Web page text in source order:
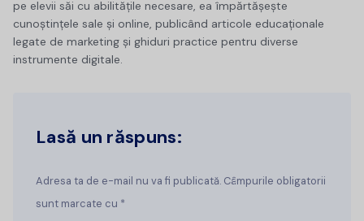
pe elevii săi cu abilitățile necesare, ea împărtășește
cunoștințele sale și online, publicând articole educaționale
legate de marketing și ghiduri practice pentru diverse
instrumente digitale.
Lasă un răspuns:
Adresa ta de e-mail nu va fi publicată. Câmpurile obligatorii
sunt marcate cu *